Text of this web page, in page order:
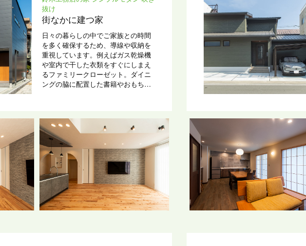
抜け
街なかに建つ家
日々の暮らしの中でご家族との時間
を多く確保するため、導線や収納を
重視しています。例えばガス乾燥機
や室内で干した衣類をすぐにしまえ
るファミリークローゼット。ダイニ
ングの脇に配置した書籍やおもちゃ
ぐ開放的な吹抜けがあります。街な
かの車や人通りの多い場所でも、心
身ともに安心して暮らしていけるお
宅です。